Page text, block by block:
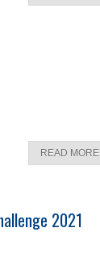
READ MORE
2021